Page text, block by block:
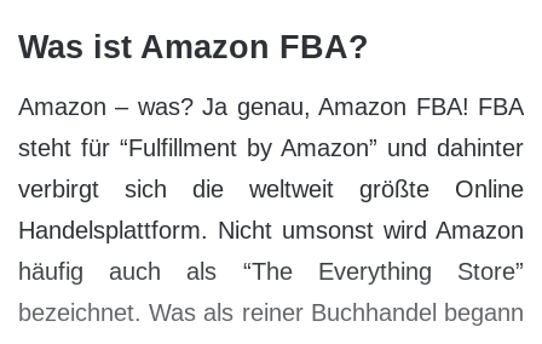
Was ist Amazon FBA?
Amazon – was? Ja genau, Amazon FBA! FBA
steht für “Fulfillment by Amazon” und dahinter
verbirgt sich die weltweit größte Online
Handelsplattform. Nicht umsonst wird Amazon
häufig auch als “The Everything Store”
bezeichnet. Was als reiner Buchhandel begann